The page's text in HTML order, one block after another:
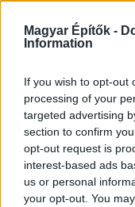
Magyar Építők -
Information
If you wish to opt-out
processing of your
targeted advertising
section to confirm
opt-out request is
interest-based ads
us or personal
your opt-out. You
Tető, ami